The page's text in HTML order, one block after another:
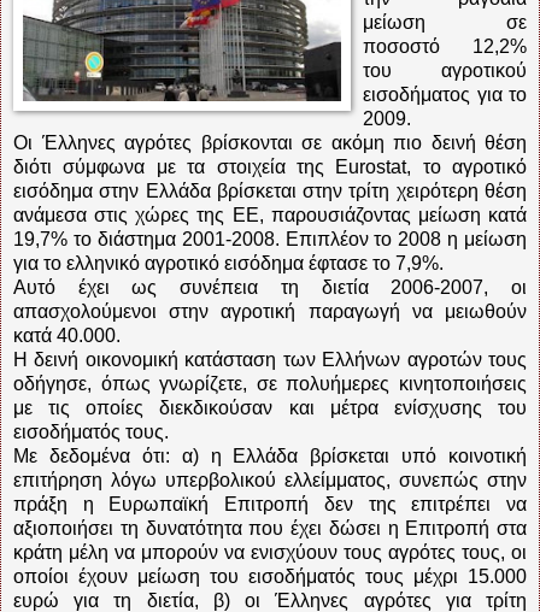
μείωση σε
ποσοστό 12,2%
του αγροτικού
εισοδήματος για το
2009.
Οι Έλληνες αγρότες βρίσκονται σε ακόμη πιο δεινή θέση
διότι σύμφωνα με τα στοιχεία της Eurostat, το αγροτικό
εισόδημα στην Ελλάδα βρίσκεται στην τρίτη χειρότερη θέση
ανάμεσα στις χώρες της ΕΕ, παρουσιάζοντας μείωση κατά
19,7% το διάστημα 2001-2008. Επιπλέον το 2008 η μείωση
για το ελληνικό αγροτικό εισόδημα έφτασε το 7,9%.
Αυτό έχει ως συνέπεια τη διετία 2006-2007, οι
απασχολούμενοι στην αγροτική παραγωγή να μειωθούν
κατά 40.000.
Η δεινή οικονομική κατάσταση των Ελλήνων αγροτών τους
οδήγησε, όπως γνωρίζετε, σε πολυήμερες κινητοποιήσεις
με τις οποίες διεκδικούσαν και μέτρα ενίσχυσης του
εισοδήματός τους.
Με δεδομένα ότι: α) η Ελλάδα βρίσκεται υπό κοινοτική
επιτήρηση λόγω υπερβολικού ελλείμματος, συνεπώς στην
πράξη η Ευρωπαϊκή Επιτροπή δεν της επιτρέπει να
αξιοποιήσει τη δυνατότητα που έχει δώσει η Επιτροπή στα
κράτη μέλη να μπορούν να ενισχύουν τους αγρότες τους, οι
οποίοι έχουν μείωση του εισοδήματός τους μέχρι 15.000
ευρώ για τη διετία, β) οι Έλληνες αγρότες για τρίτη